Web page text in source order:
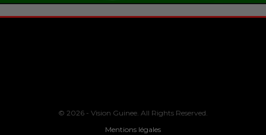
© 2026 - Vision Guinee. All Rights Reserved.
Mentions légales